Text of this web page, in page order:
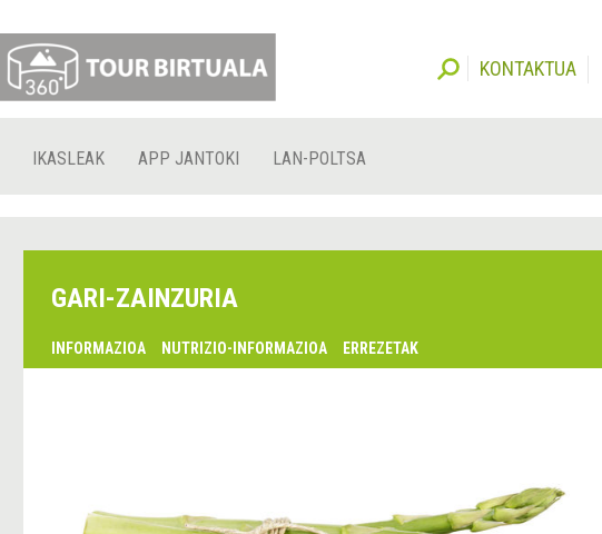
KONTAKTUA
IKASLEAK APP JANTOKI LAN-POLTSA
GARI-ZAINZURIA
INFORMAZIOA NUTRIZIO-INFORMAZIOA ERREZETAK